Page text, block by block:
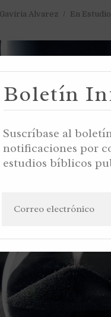
Alvarez En
Boletín
Suscríbase al
notificaciones por
estudios bíblicos